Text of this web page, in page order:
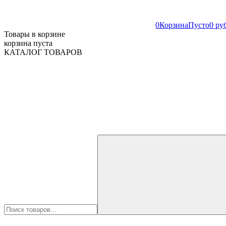
0КорзинаПусто0
Товары в корзине
корзина пуста
КАТАЛОГ ТОВАРОВ